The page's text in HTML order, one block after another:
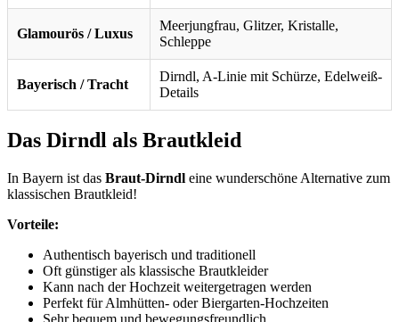
Glamourös / Luxus
Meerjungfrau, Glitzer, Kristalle,
Schleppe
Bayerisch / Tracht
Dirndl, A-Linie mit Schürze, Edelweiß-
Details
Das Dirndl als Brautkleid
In Bayern ist das Braut-Dirndl eine wunderschöne Alternative zum
klassischen Brautkleid!
Vorteile:
Authentisch bayerisch und traditionell
Oft günstiger als klassische Brautkleider
Kann nach der Hochzeit weitergetragen werden
Perfekt für Almhütten- oder Biergarten-Hochzeiten
Sehr bequem und bewegungsfreundlich